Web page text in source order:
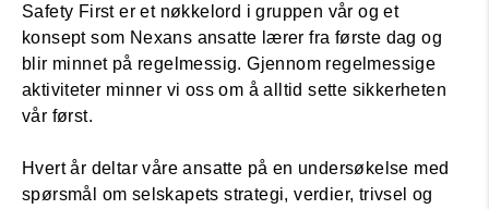
Safety First er et nøkkelord i gruppen vår og et
konsept som Nexans ansatte lærer fra første dag og
blir minnet på regelmessig. Gjennom regelmessige
aktiviteter minner vi oss om å alltid sette sikkerheten
vår først.
Hvert år deltar våre ansatte på en undersøkelse med
spørsmål om selskapets strategi, verdier, trivsel og